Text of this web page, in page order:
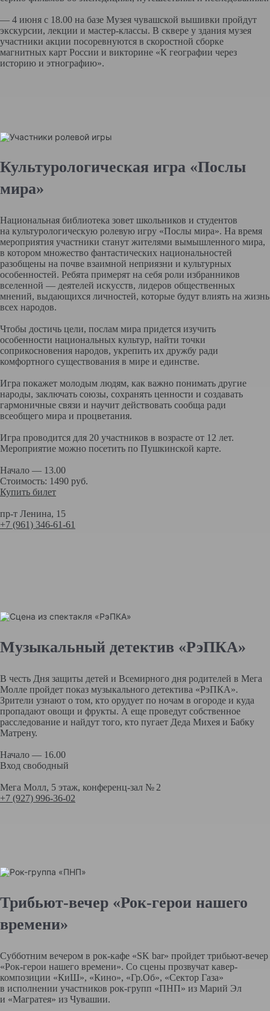
— 4 июня с 18.00 на базе Музея чувашской вышивки пройдут
экскурсии, лекции и мастер-классы. В сквере у здания музея
участники акции посоревнуются в скоростной сборке
магнитных карт России и викторине «К географии через
историю и этнографию».
Культурологическая игра «Послы
мира»
Национальная библиотека зовет школьников и студентов
на культурологическую ролевую игру «Послы мира». На время
мероприятия участники станут жителями вымышленного мира,
в котором множество фантастических национальностей
разобщены на почве взаимной неприязни и культурных
особенностей. Ребята примерят на себя роли избранников
вселенной — деятелей искусств, лидеров общественных
мнений, выдающихся личностей, которые будут влиять на жизнь
всех народов.
Чтобы достичь цели, послам мира придется изучить
особенности национальных культур, найти точки
соприкосновения народов, укрепить их дружбу ради
комфортного существования в мире и единстве.
Игра покажет молодым людям, как важно понимать другие
народы, заключать союзы, сохранять ценности и создавать
гармоничные связи и научит действовать сообща ради
всеобщего мира и процветания.
Игра проводится для 20 участников в возрасте от 12 лет.
Мероприятие можно посетить по Пушкинской карте.
Начало — 13.00
Стоимость: 1490 руб.
Купить билет
пр-т Ленина, 15
+7 (961) 346-61-61
Музыкальный детектив «РэПКА»
В честь Дня защиты детей и Всемирного дня родителей в Мега
Молле пройдет показ музыкального детектива «РэПКА».
Зрители узнают о том, кто орудует по ночам в огороде и куда
пропадают овощи и фрукты. А еще проведут собственное
расследование и найдут того, кто пугает Деда Михея и Бабку
Матрену.
Начало — 16.00
Вход свободный
Мега Молл, 5 этаж, конференц-зал № 2
+7 (927) 996-36-02
Трибьют-вечер «Рок-герои нашего
времени»
Субботним вечером в рок-кафе «SK bar» пройдет трибьют-вечер
«Рок-герои нашего времени». Со сцены прозвучат кавер-
композиции «КиШ», «Кино», «Гр.Об», «Сектор Газа»
в исполнении участников рок-групп «ПНП» из Марий Эл
и «Магратея» из Чувашии.